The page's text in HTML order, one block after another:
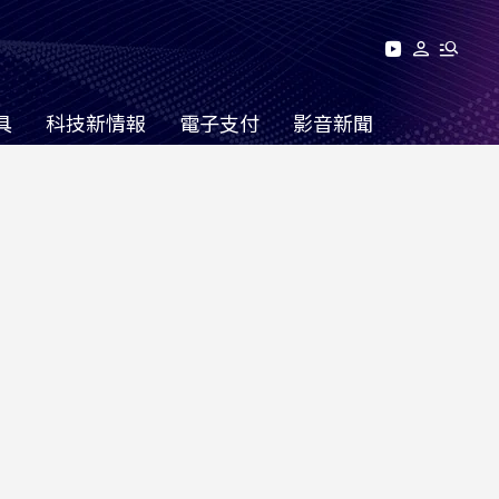
科技新情報 電子支付 影音新聞